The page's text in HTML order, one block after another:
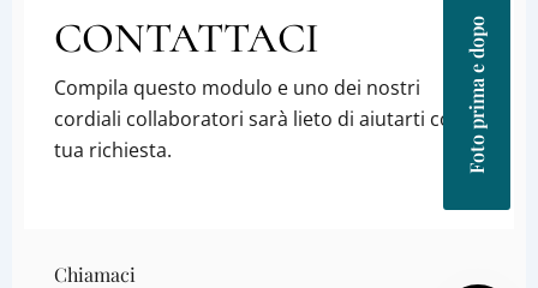
CONTATTACI
Compila questo modulo e uno dei nostri
cordiali collaboratori sarà lieto di aiutarti con la
tua richiesta.
Chiamaci
Foto prima e dopo